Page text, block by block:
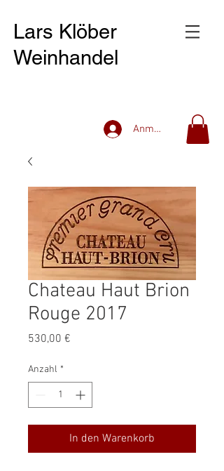
Lars Klöber
Weinhandel
Anmelden
Chateau Haut Brion
Rouge 2017
530,00 €
Anzahl *
In den Warenkorb